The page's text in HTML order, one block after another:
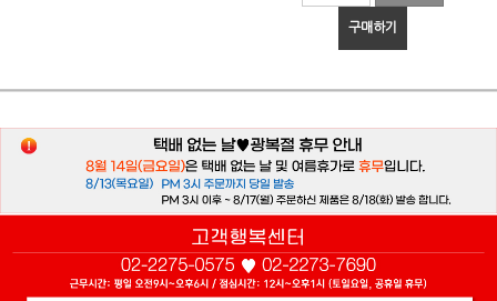
구매하기